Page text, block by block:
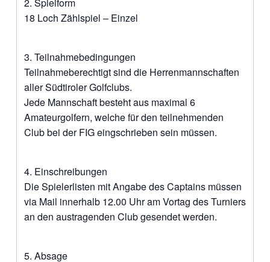
2. Spielform
18 Loch Zählspiel – Einzel
3. Teilnahmebedingungen
Teilnahmeberechtigt sind die Herrenmannschaften
aller Südtiroler Golfclubs.
Jede Mannschaft besteht aus maximal 6
Amateurgolfern, welche für den teilnehmenden
Club bei der FIG eingschrieben sein müssen.
4. Einschreibungen
Die Spielerlisten mit Angabe des Captains müssen
via Mail innerhalb 12.00 Uhr am Vortag des Turniers
an den austragenden Club gesendet werden.
5. Absage